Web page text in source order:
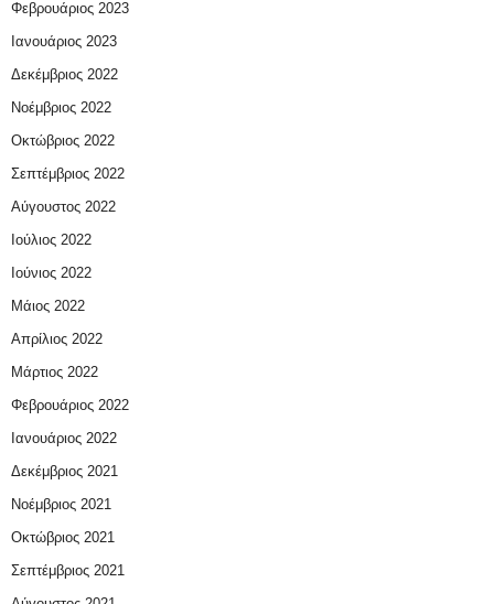
Φεβρουάριος 2023
Ιανουάριος 2023
Δεκέμβριος 2022
Νοέμβριος 2022
Οκτώβριος 2022
Σεπτέμβριος 2022
Αύγουστος 2022
Ιούλιος 2022
Ιούνιος 2022
Μάιος 2022
Απρίλιος 2022
Μάρτιος 2022
Φεβρουάριος 2022
Ιανουάριος 2022
Δεκέμβριος 2021
Νοέμβριος 2021
Οκτώβριος 2021
Σεπτέμβριος 2021